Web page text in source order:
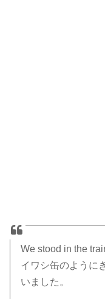
We stood in the
イワシ缶のように
いました。